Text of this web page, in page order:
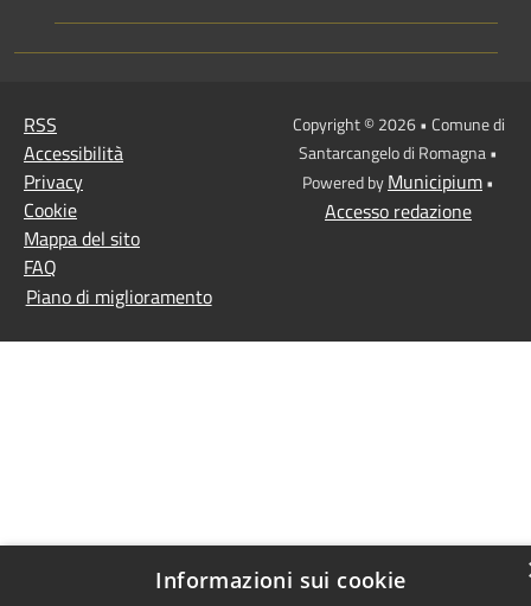
RSS
Accessibilità
Privacy
Cookie
Mappa del sito
FAQ
Piano di miglioramento
Copyright © 2026 • Comune di
Santarcangelo di Romagna •
Powered byMunicipium•
Accesso redazione
Informazioni sui cookie